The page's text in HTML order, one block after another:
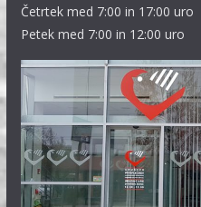
Četrtek med 7:00 in 17:00 uro
Petek med 7:00 in 12:00 uro